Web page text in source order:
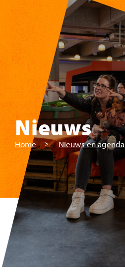
Skip to main content
Nieuws
Home Nieuws en agenda